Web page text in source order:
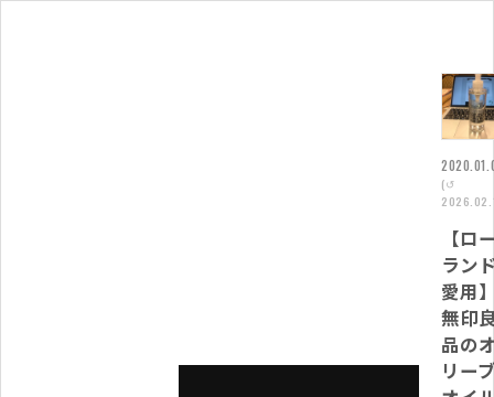
(↺
【ロ
ラン
愛用
無印
品の
リー